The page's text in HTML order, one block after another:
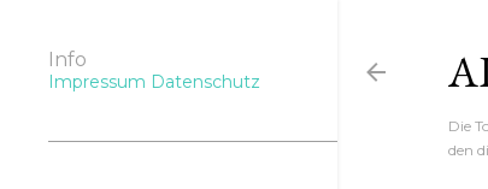
Die
den
Info
Impressum Datenschutz